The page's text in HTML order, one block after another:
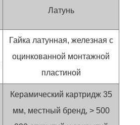
Латунь
Гайка латунная, железная с
оцинкованной монтажной
пластиной
Керамический картридж 35
мм, местный бренд, > 500